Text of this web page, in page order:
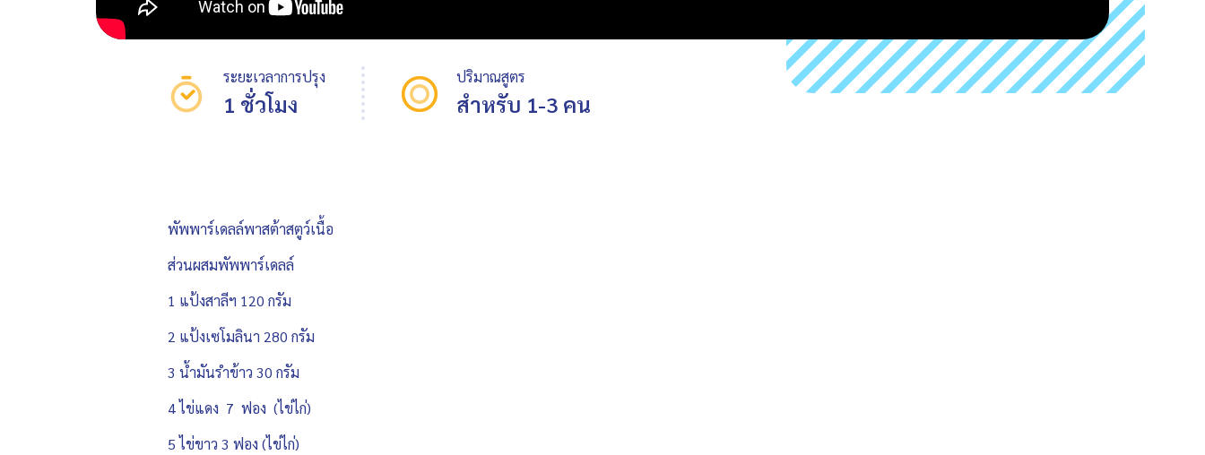
ระยะเวลาการปรุง
1 ชั่วโมง
ปริมาณสูตร
สำหรับ 1-3 คน
พัพพาร์เดลล์พาสต้าสตูว์เนื้อ
ส่วนผสมพัพพาร์เดลล์
1 แป้งสาลีฯ 120 กรัม
2 แป้งเซโมลินา 280 กรัม
3 น้ำมันรำข้าว 30 กรัม
4 ไข่แดง 7 ฟอง (ไข่ไก่)
5 ไข่ขาว 3 ฟอง (ไข่ไก่)